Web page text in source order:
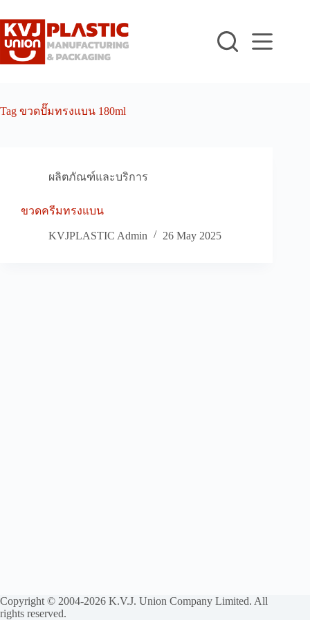
to
content
Tag ขวดปั๊มทรงแบน 180ml
ผลิตภัณฑ์และบริการ
ขวดครีมทรงแบน
KVJPLASTIC Admin 26 May 2025
Copyright © 2004-2026 K.V.J. Union Company Limited. All
rights reserved.